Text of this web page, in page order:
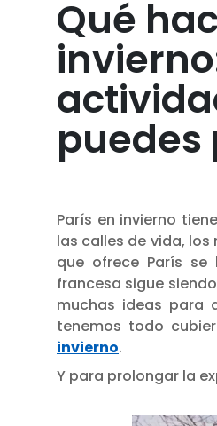
Qué
puedes
París en invierno
las calles de vida,
que ofrece París
francesa sigue
muchas ideas para
tenemos todo
invierno.
Y para prolongar la